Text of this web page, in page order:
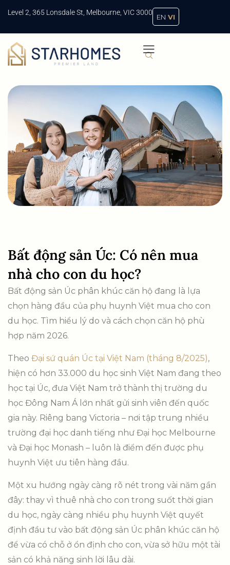
Level 2, 365 Lonsdale St, Melbourne, VIC 3000
EN VI
Bất động sản Úc: Có nên mua
nhà cho con du học?
Bất động sản Úc phân khúc căn hộ đang là lựa
chọn hàng đầu của phụ huynh Việt mua cho con
du học. Tìm hiểu lý do và cách chọn căn hộ phù
hợp năm 2026.
Theo Đại sứ quán Úc tại Việt Nam (tháng 8/2025),
hiện có hơn 33.000 du học sinh Việt Nam đang theo
học tại Úc, đưa Việt Nam trở thành thị trường du
học Đông Nam Á lớn nhất gửi sinh viên đến quốc
gia này. Riêng bang Victoria – nơi tập trung nhiều
trường đại học danh tiếng như Đại học Melbourne
và Đại học Monash – luôn là điểm đến được phụ
huynh Việt ưu tiên hàng đầu.
Một xu hướng ngày càng rõ nét trong vài năm gần
đây: thay vì thuê nhà cho con trong suốt thời gian
du học, ngày càng nhiều phụ huynh Việt quyết
định đầu tư vào bất động sản Úc phân khúc căn hộ
để vừa có chỗ ở ổn định cho con, vừa sở hữu một tài
sản có khả năng sinh lời lâu dài.